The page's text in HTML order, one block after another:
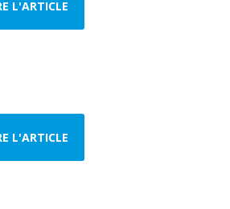
L'ARTICLE
L'ARTICLE